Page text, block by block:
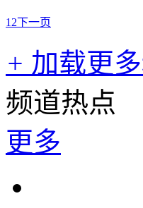
1 2下一页
+ 加载更
频道热点
更多